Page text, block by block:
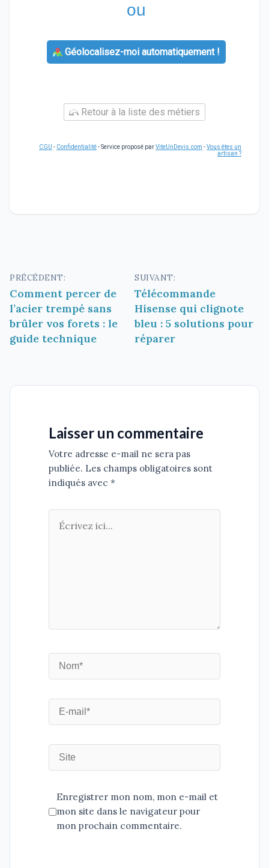
ou
Géolocalisez-moi automatiquement !
Retour à la liste des métiers
CGU - Confidentialité- Service proposé parViteUnDevis.com -Vous êtes un
artisan ?
Navigation
de
l’article
PRÉCÉDENT:
Comment percer de
l’acier trempé sans
brûler vos forets : le
guide technique
SUIVANT:
Télécommande
Hisense qui clignote
bleu : 5 solutions pour
réparer
Laisser un commentaire
Votre adresse e-mail ne sera pas
publiée. Les champs obligatoires sont
indiqués avec *
Enregistrer mon nom, mon e-mail et
mon site dans le navigateur pour
mon prochain commentaire.